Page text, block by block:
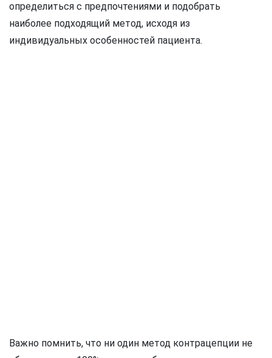
определиться с предпочтениями и подобрать
наиболее подходящий метод, исходя из
индивидуальных особенностей пациента.
Важно помнить, что ни один метод контрацепции не